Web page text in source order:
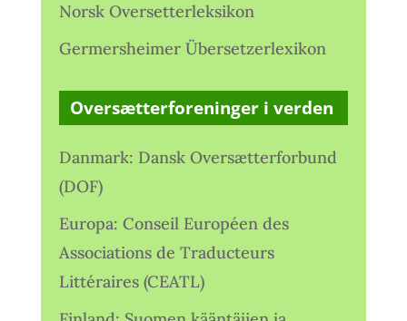
Norsk Oversetterleksikon
Germersheimer Übersetzerlexikon
Oversætterforeninger i verden
Danmark: Dansk Oversætterforbund
(DOF)
Europa: Conseil Européen des
Associations de Traducteurs
Littéraires (CEATL)